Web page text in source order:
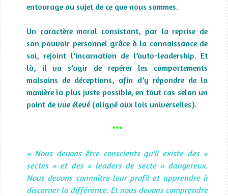
entourage au sujet de ce que nous sommes.
Un caractère moral consistant, par la reprise de
son pouvoir personnel grâce à la connaissance de
soi, rejoint l’incarnation de l’auto-leadership. Et
là, il va s’agir de repérer les comportements
malsains de déceptions, afin d’y répondre de la
manière la plus juste possible, en tout cas selon un
point de vue élevé (aligné aux lois universelles).
***
« Nous devons être conscients qu'il existe des «
sectes » et des « leaders de secte » dangereux.
Nous devons connaître leur profil et apprendre à
discerner la différence. Et nous devons comprendre